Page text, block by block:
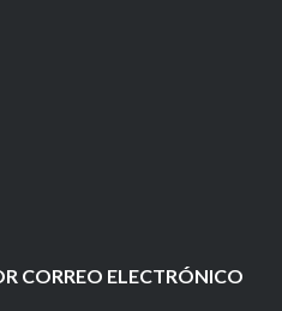
CORREO ELECTRÓNICO